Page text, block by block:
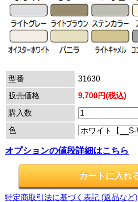
型番
31630
販売価格
9,700円(税込)
購入数
色
オプションの値段詳細はこちら
特定商取引法に基づく表記 (返品など)